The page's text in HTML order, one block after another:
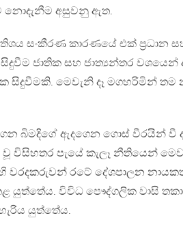
නොදැනීම අසුවනු ඇත.
සංකීරණ කාරණයේ එක් ප්‍රධාන
ජාතික සහ ජාත්‍යන්තර වශයෙන්
මෙවැනි දෑ මගහරිමින් තම
බිමදිගේ ඇදගෙන ගොස් වීරයින් වී
පැයේ කැලෑ නීතියෙන්
වරදකරුවන් රටේ දේශපාලන
යුත්තේය. විවිධ පෞද්ගලික වාසි
යුත්තේය.